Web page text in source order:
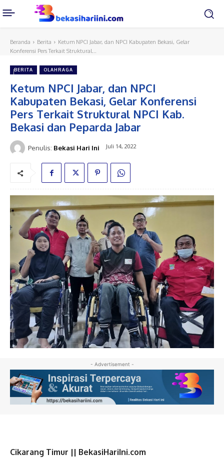
Beranda Berita
Ketum NPCI Jabar, dan NPCI Kabupaten Bekasi, Gelar
Konferensi Pers Terkait Struktural...
BERITA OLAHRAGA
Ketum NPCI Jabar, dan NPCI
Kabupaten Bekasi, Gelar Konferensi
Pers Terkait Struktural NPCI Kab.
Bekasi dan Peparda Jabar
Penulis: Bekasi Hari Ini Juli 14, 2022
- Advertisement -
Cikarang Timur || BekasiHariIni.com